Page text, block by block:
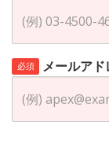
必須 メールアド